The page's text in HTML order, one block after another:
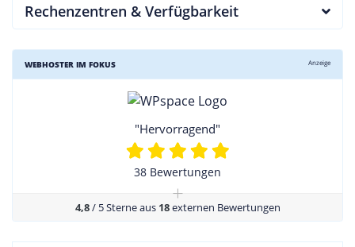
Rechenzentren & Verfügbarkeit
WEBHOSTER IM FOKUS Anzeige
"Hervorragend"
38 Bewertungen
+
4,8/ 5 Sterne aus 18externen Bewertungen